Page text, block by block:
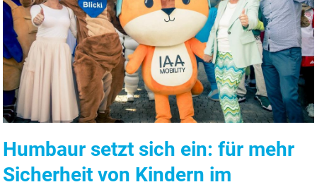
Humbaur setzt sich ein: für mehr
Sicherheit von Kindern im